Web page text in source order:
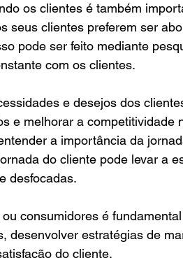
os clientes é também
seus clientes preferem ser
pode ser feito mediante
com os clientes.
e desejos dos
e melhorar a competitividade
a importância da
do cliente pode levar a
desfocadas.
consumidores é
desenvolver estratégias de
do cliente.